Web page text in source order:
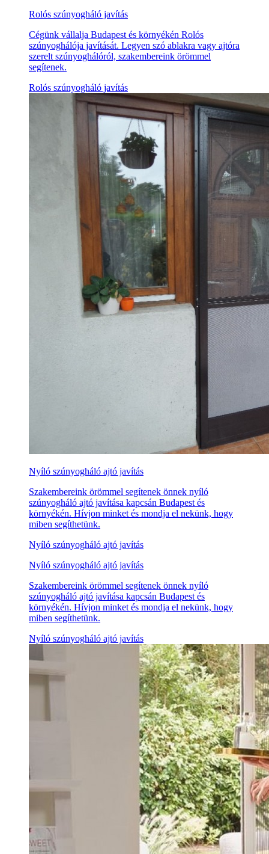
Rolós szúnyogháló javítás
Cégünk vállalja Budapest és környékén Rolós
szúnyoghálója javítását. Legyen szó ablakra vagy ajtóra
szerelt szúnyoghálóról, szakembereink örömmel
segítenek.
Rolós szúnyogháló javítás
Nyíló szúnyogháló ajtó javítás
Szakembereink örömmel segítenek önnek nyíló
szúnyogháló ajtó javítása kapcsán Budapest és
környékén. Hívjon minket és mondja el nekünk, hogy
miben segíthetünk.
Nyíló szúnyogháló ajtó javítás
Nyíló szúnyogháló ajtó javítás
Szakembereink örömmel segítenek önnek nyíló
szúnyogháló ajtó javítása kapcsán Budapest és
környékén. Hívjon minket és mondja el nekünk, hogy
miben segíthetünk.
Nyíló szúnyogháló ajtó javítás